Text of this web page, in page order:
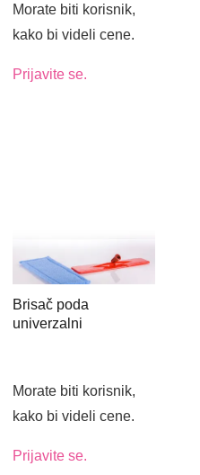
Morate biti korisnik,
kako bi videli cene.
Prijavite se.
Brisač poda
univerzalni
Morate biti korisnik,
kako bi videli cene.
Prijavite se.